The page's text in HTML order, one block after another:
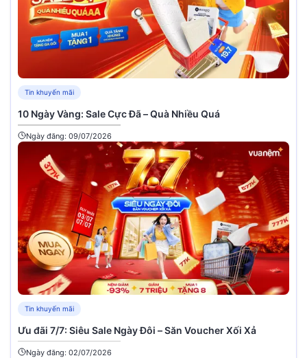
Tin khuyến mãi
10 Ngày Vàng: Sale Cực Đã – Quà Nhiều Quá
Ngày đăng: 09/07/2026
Tin khuyến mãi
Ưu đãi 7/7: Siêu Sale Ngày Đôi – Săn Voucher Xối Xả
Ngày đăng: 02/07/2026